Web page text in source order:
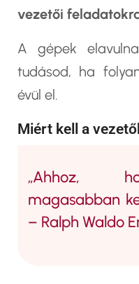
vezetői
A gépek
tudásod, ha
évül el.
Miért kell a
„Ahhoz,
magasabban
– Ralph Waldo